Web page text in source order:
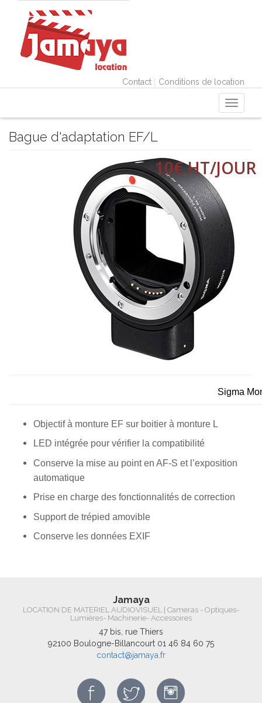
Contact | Conditions de location
Toggle
Bague d'adaptation EF/L
10€ HT/JOUR
Sigma
Objectif à monture EF sur boitier à monture L
LED intégrée pour vérifier la compatibilité
Conserve la mise au point en AF-S et l’exposition
automatique
Prise en charge des fonctionnalités de correction
Support de trépied amovible
Conserve les données EXIF
Jamaya
LOCATION DE MATERIEL AUDIOVISUEL | Cameras - Optiques-
Lumières- Machinerie- Accessoires
47 bis, rue Thiers
92100 Boulogne-Billancourt 01 46 84 60 75
contact@jamaya.fr